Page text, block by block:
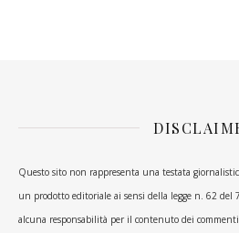
Questo sito non rappresenta una testata
un prodotto editoriale ai sensi della legge n. 62 del
alcuna responsabilità per il contenuto dei